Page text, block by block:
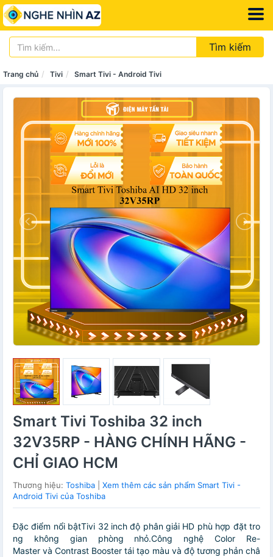
Tìm kiếm
Trang chủ Tivi Smart Tivi - Android Tivi
Smart Tivi Toshiba 32 inch
32V35RP - HÀNG CHÍNH HÃNG -
CHỈ GIAO HCM
Thương hiệu: Toshiba
Xem thêm các sản phẩm Smart Tivi -
Android Tivi của Toshiba
Đặc điểm nổi bậtTivi 32 inch độ phân giải HD phù hợp đặt tro
ng không gian phòng nhỏ.Công nghệ Color Re-
Master và Contrast Booster tái tạo màu và độ tương phản châ